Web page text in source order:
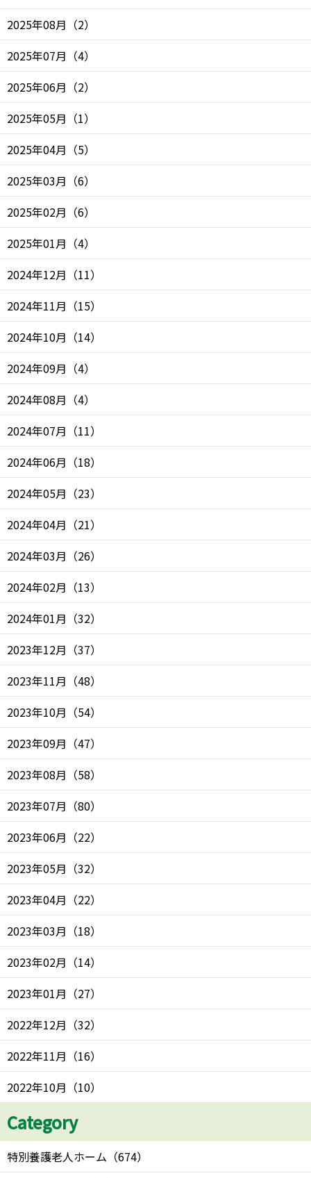
2025年08月 （2）
2025年07月 （4）
2025年06月 （2）
2025年05月 （1）
2025年04月 （5）
2025年03月 （6）
2025年02月 （6）
2025年01月 （4）
2024年12月 （11）
2024年11月 （15）
2024年10月 （14）
2024年09月 （4）
2024年08月 （4）
2024年07月 （11）
2024年06月 （18）
2024年05月 （23）
2024年04月 （21）
2024年03月 （26）
2024年02月 （13）
2024年01月 （32）
2023年12月 （37）
2023年11月 （48）
2023年10月 （54）
2023年09月 （47）
2023年08月 （58）
2023年07月 （80）
2023年06月 （22）
2023年05月 （32）
2023年04月 （22）
2023年03月 （18）
2023年02月 （14）
2023年01月 （27）
2022年12月 （32）
2022年11月 （16）
2022年10月 （10）
Category
特別養護老人ホーム （674）